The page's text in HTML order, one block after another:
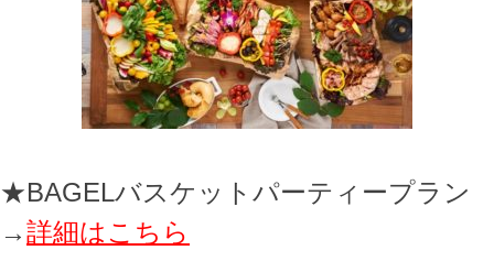
★BAGELバスケットパーティープラン
→詳細はこちら